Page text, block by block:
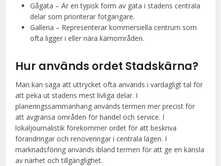
Gågata – Är en typisk form av gata i stadens centrala
delar som prioriterar fotgängare.
Galleria – Representerar kommersiella centrum som
ofta ligger i eller nära kärnområden.
Hur används ordet Stadskärna?
Man kan säga att uttrycket ofta används i vardagligt tal för
att peka ut stadens mest livliga delar. I
planeringssammanhang används termen mer precist för
att avgränsa områden för handel och service. I
lokaljournalistik förekommer ordet för att beskriva
förändringar och renoveringar i centrala lägen. I
marknadsföring används ibland termen för att ge en känsla
av närhet och tillgänglighet.